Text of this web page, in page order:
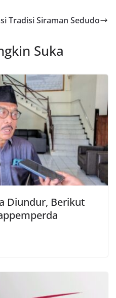
Tradisi Siraman Sedudo
Suka
Diundur, Berikut